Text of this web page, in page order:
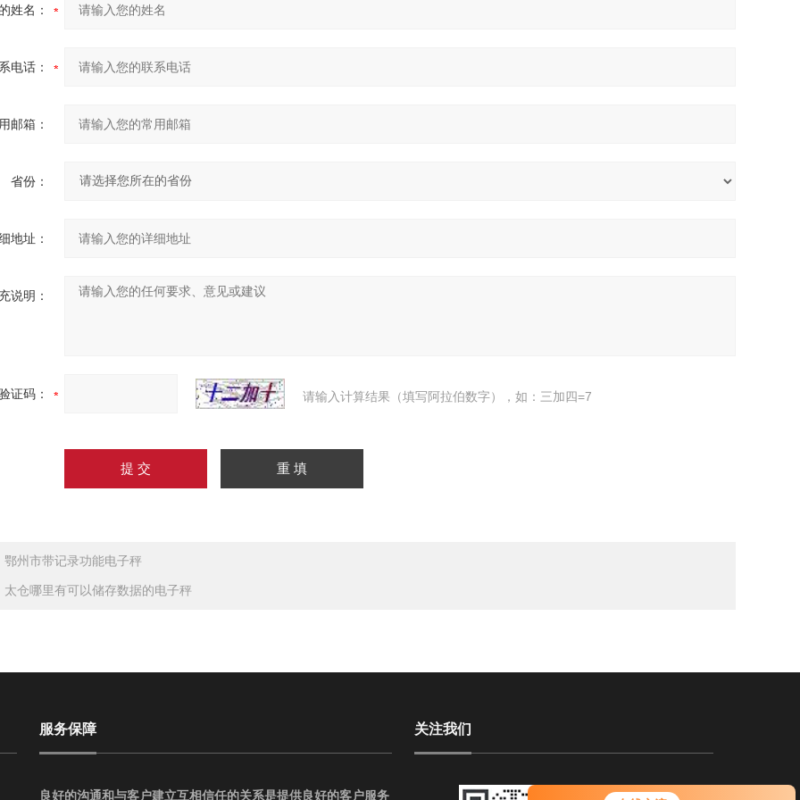
您好！欢迎前来咨询，很高兴为您
姓名：
电话：
邮箱：
省份：
地址：
说明：
证码： 请输入计算结果（填写阿拉伯数字），如：三加四=7
鄂州市带记录功能电子秤
太仓哪里有可以储存数据的电子秤
服务保障
良好的沟通和与客户建立互相信任的关系是提供良好的客户服务
关注我们